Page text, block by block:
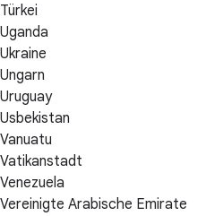
Türkei
Uganda
Ukraine
Ungarn
Uruguay
Usbekistan
Vanuatu
Vatikanstadt
Venezuela
Vereinigte Arabische Emirate